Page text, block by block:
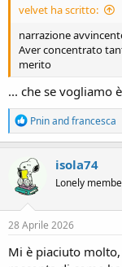
velvet ha scritto:
narrazione
Aver concentrato
merito
... che se vogliamo
R
e
a
c
t
i
o
n
s
Pninandfrancesca
isola74
Lonely
28 Aprile 2026
Mi è piaciuto